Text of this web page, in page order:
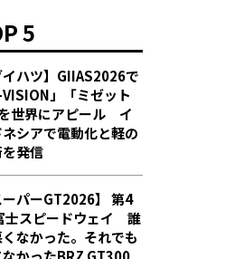
5
イハツ】GIIAS2026で
VISION」「ミゼット
世界にアピール イ
ネシアで電動化と軽の
発信
ーパーGT2026】 第4
士スピードウェイ 誰
なかった。それでも